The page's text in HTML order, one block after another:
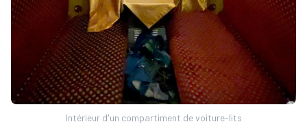
Intérieur d'un compartiment de voiture-lits